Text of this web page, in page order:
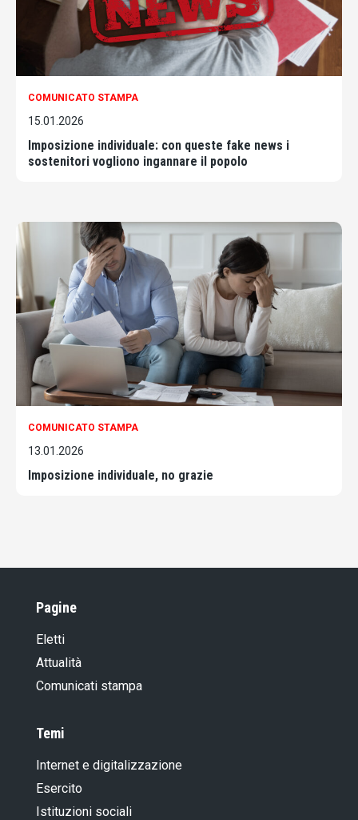
COMUNICATO STAMPA
15.01.2026
Imposizione individuale: con queste fake news i
sostenitori vogliono ingannare il popolo
COMUNICATO STAMPA
13.01.2026
Imposizione individuale, no grazie
Pagine
Eletti
Attualità
Comunicati stampa
Temi
Internet e digitalizzazione
Esercito
Istituzioni sociali